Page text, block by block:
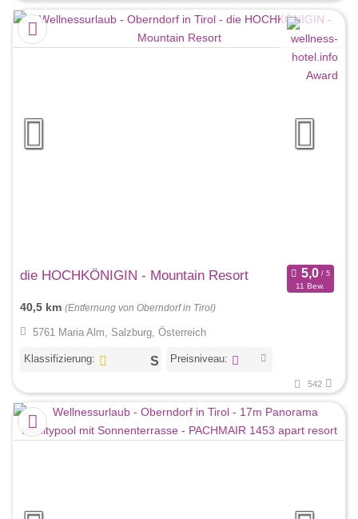
die HOCHKÖNIGIN - Mountain Resort
11 Bew.
40,5 km (Entfernung von Oberndorf in Tirol)
5761 Maria Alm, Salzburg, Österreich
Klassifizierung: Preisniveau:
542